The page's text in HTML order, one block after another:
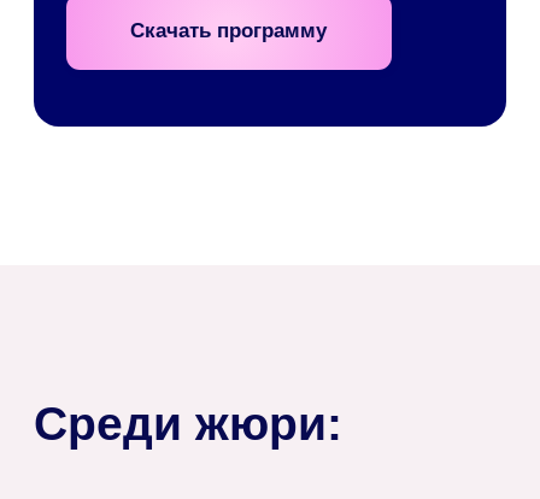
Наталия
Бессинная
Маргарита
Академии OP-POP-ART